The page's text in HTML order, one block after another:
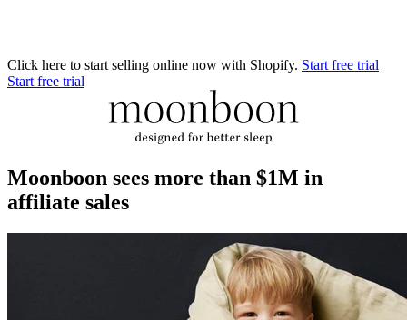
Click here to start selling online now with Shopify. Start free trial
Start free trial
Moonboon sees more than $1M in
affiliate sales